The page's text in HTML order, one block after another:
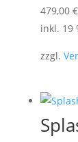
479,00 €
inkl. 19
zzgl.